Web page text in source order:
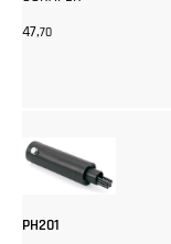
47,70
PH201